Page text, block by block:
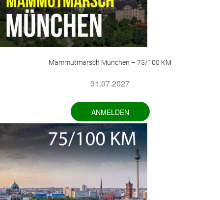
Mammutmarsch München – 75/100 KM
31.07.2027
ANMELDEN